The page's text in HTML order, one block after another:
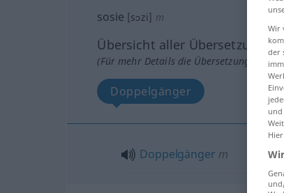
sosie [sɔzi] m
Übersicht aller Übersetzungen
(Für mehr Details die Übersetzung
Doppelgänger
Doppelgänger m
Wir
der